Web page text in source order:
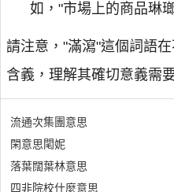
如，"市場上的商品琳
請注意，"滿瀉"這個詞語
含義，理解其確切意義需
流通次集團意思
閑意思閐妮
落葉闊葉林意思
四非院校什麼意思